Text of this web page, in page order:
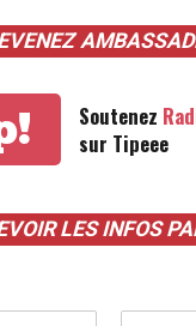
Soutenez
sur Tipeee
LES INFOS